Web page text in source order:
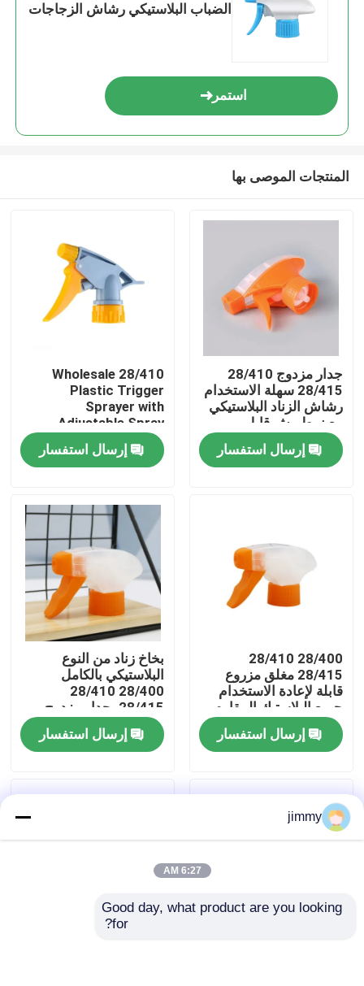
منتجات
معلومات عنا
جولة في المعمل
اتصل بنا
الضباب البلاستيكي رشاش الزجاجات
استمر
المنتجات الموصى بها
جدار مزدوج 28/410
28/415 سهلة الاستخدام
رشاش الزناد البلاستيكي
مع نمط رش قابل
للتعديل ومقاومة
الكيماوياتإرسال استفسار
Wholesale 28/410
Plastic Trigger
Sprayer with
Adjustable Spray
Mode and Leak-proof
Design for Cleaning
(مغلق بلاستيكي مع
وتصميم مضاد للكثافة)
إرسال استفسار
28/400 28/410
28/415 مغلق مزروع
قابلة لإعادة الاستخدام
جميع البلاستيك المقاوم
للكيماويات رش المكابح
إرسال استفسار
بخاخ زناد من النوع
البلاستيكي بالكامل
28/400 28/410
28/415 بجدار مزدوج
إرسال استفسار
jimmy
6:27 AM
Good day, what product are you looking
for?